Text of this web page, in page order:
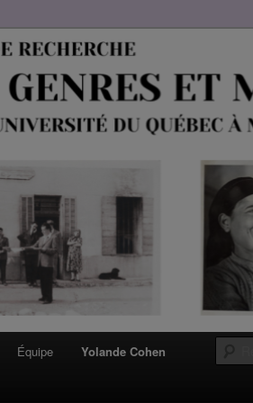
Équipe Yolande Cohen